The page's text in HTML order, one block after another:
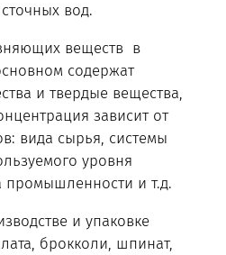
вод.
веществ в
содержат
и твердые вещества,
зависит от
вида сырья, системы
уровня
промышленности и т.д.
и упаковке
брокколи, шпинат,